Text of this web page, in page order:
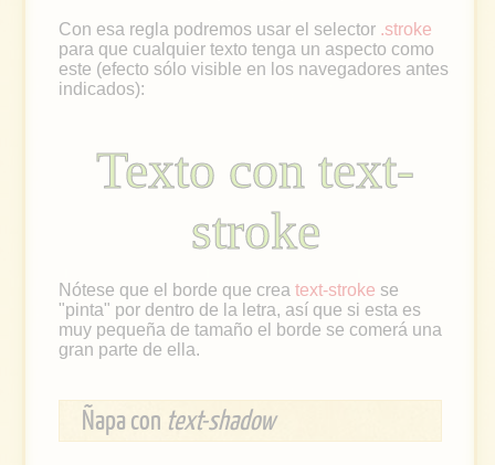
Con esa regla podremos usar el selector .stroke
para que cualquier texto tenga un aspecto como
este (efecto sólo visible en los navegadores antes
indicados):
Texto con text-
stroke
Nótese que el borde que crea text-stroke se
"pinta" por dentro de la letra, así que si esta es
muy pequeña de tamaño el borde se comerá una
gran parte de ella.
Ñapa con text-shadow